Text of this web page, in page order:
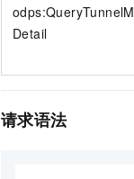
Detail
请求语法